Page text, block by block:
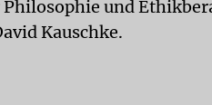
und
Kauschke.